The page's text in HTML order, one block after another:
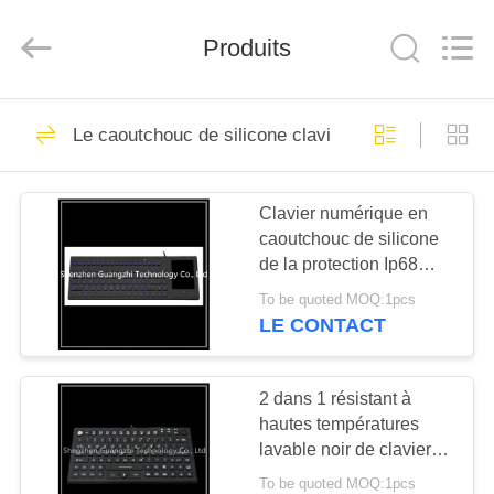
MAISON
PRODUITS
SUJET
NOUS
VISITE
D'USINE
Pavé numérique
métalliques
Pavé numérique
industriel
34
Produits
Le caoutchouc de silicone clavier
Clavier numérique en
caoutchouc de silicone
de la protection Ip68
avec le Touchpad
éclairé à contre-jour
To be quoted MOQ:1pcs
LE CONTACT
2 dans 1 résistant à
hautes températures
lavable noir de clavier et
de souris
To be quoted MOQ:1pcs